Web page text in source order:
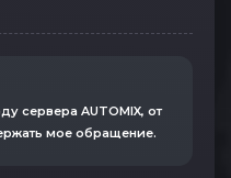
сервера AUTOMIX, от
мое обращение.